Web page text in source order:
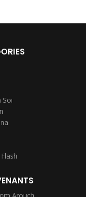
Soi